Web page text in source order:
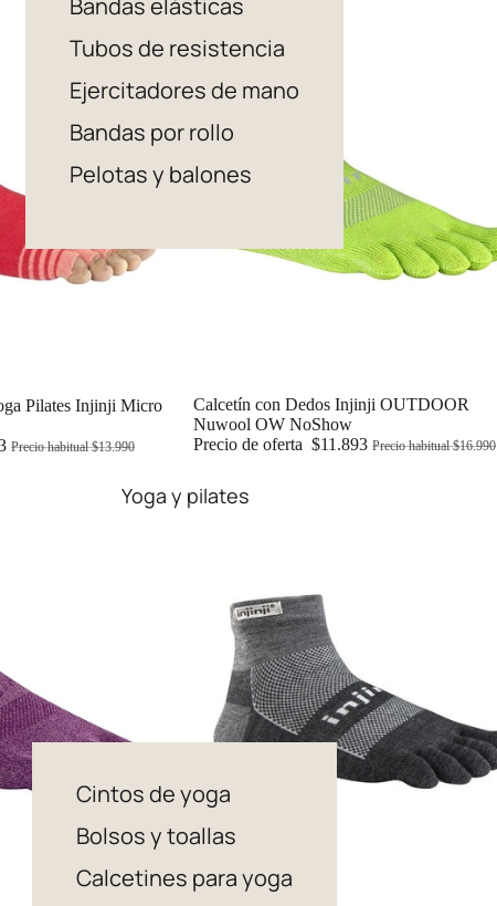
Tubos de resistencia
Ejercitadores de mano
Bandas por rollo
Pelotas y balones
Yoga y pilates
Cintos de yoga
Bolsos y toallas
Calcetines para yoga
Pilates Injinji Micro
Precio habitual$13.990
Oferta
Calcetín con Dedos Injinji OUTDOOR
Nuwool OW NoShow
Precio de oferta $11.893 Precio habitual$16.990